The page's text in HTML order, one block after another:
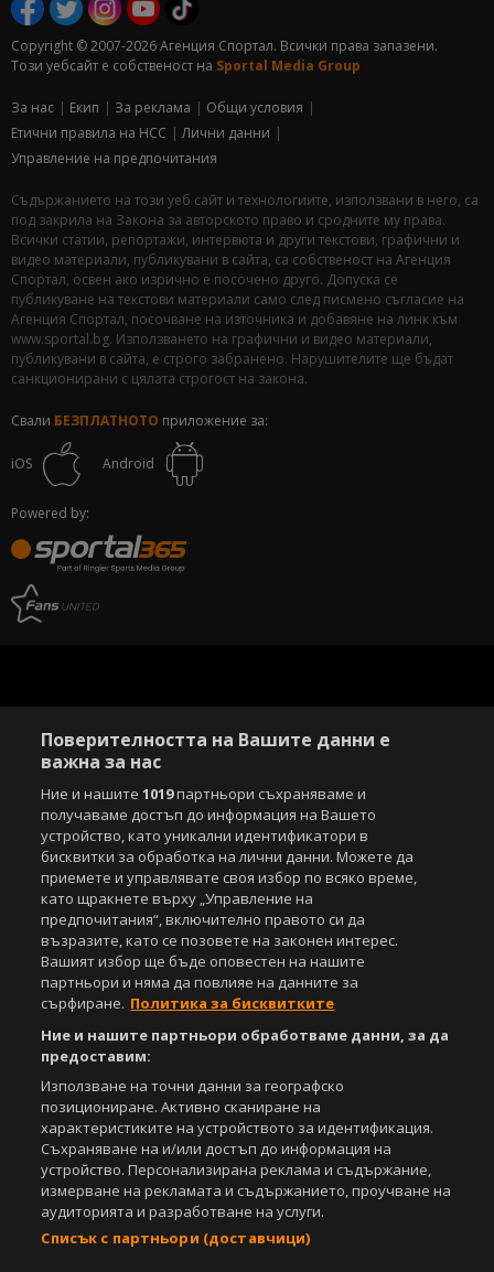
Copyright © 2007-2026 Агенция Спортал. Всички права запазени.
Този уебсайт е собственост на Sportal Media Group
За нас Екип За рекламa
Общи условия
Етични правила на НСС
Лични данни
Управление на предпочитания
Съдържанието на този уеб сайт и технологиите, използвани в него, са
под закрила на Закона за авторското право и сродните му права.
Всички статии, репортажи, интервюта и други текстови, графични и
видео материали, публикувани в сайта, са собственост на Агенция
Спортал, освен ако изрично е посочено друго. Допуска се
публикуване на текстови материали само след писмено съгласие на
Агенция Спортал, посочване на източника и добавяне на линк към
www.sportal.bg. Използването на графични и видео материали,
публикувани в сайта, е строго забранено. Нарушителите ще бъдат
санкционирани с цялата строгост на закона.
Свали БЕЗПЛАТНОТО приложение за:
iOS Android
Powered by:
Поверителността на Вашите данни е
важна за нас
Ние и нашите1019партньори съхраняваме и
получаваме достъп до информация на Вашето
устройство, като уникални идентификатори в
бисквитки за обработка на лични данни. Можете да
приемете и управлявате своя избор по всяко време,
като щракнете върху „Управление на
предпочитания“, включително правото си да
възразите, като се позовете на законен интерес.
Вашият избор ще бъде оповестен на нашите
партньори и няма да повлияе на данните за
сърфиране. Политика за бисквитките
Ние и нашите партньори обработваме данни, за да
предоставим:
Използване на точни данни за географско
позициониране. Активно сканиране на
характеристиките на устройството за идентификация.
Съхраняване на и/или достъп до информация на
устройство. Персонализирана реклама и съдържание,
измерване на рекламата и съдържанието, проучване на
аудиторията и разработване на услуги.
Списък с партньори (доставчици)